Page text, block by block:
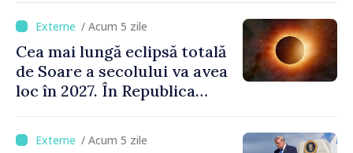
/ Acum 5 zile
Cea mai lungă eclipsă totală
de Soare a secolului va avea
loc în 2027. În Republica
acoperit în proporție de
/ Acum 5 zile